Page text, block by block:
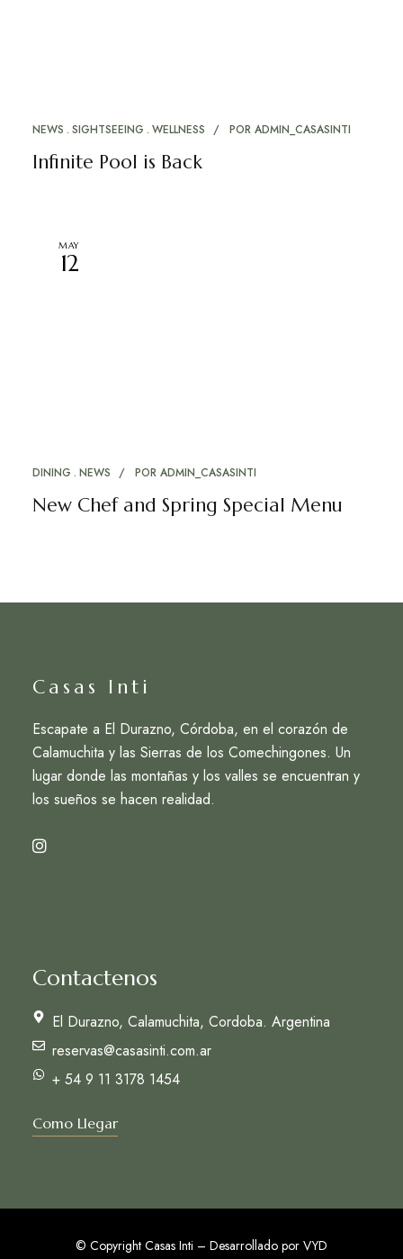
NEWS SIGHTSEEING WELLNESS POR ADMIN_CASASINTI
Infinite Pool is Back
MAY
12
DINING NEWS POR ADMIN_CASASINTI
New Chef and Spring Special Menu
Casas Inti
Escapate a El Durazno, Córdoba, en el corazón de
Calamuchita y las Sierras de los Comechingones. Un
lugar donde las montañas y los valles se encuentran y
los sueños se hacen realidad.
Contactenos
El Durazno, Calamuchita, Cordoba. Argentina
reservas@casasinti.com.ar
+ 54 9 11 3178 1454
Como Llegar
© Copyright Casas Inti – Desarrollado por VYD